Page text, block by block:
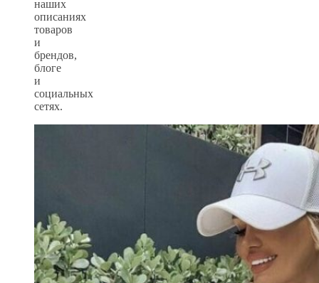
наших
описаниях
товаров
и
брендов,
блоге
и
социальных
сетях.